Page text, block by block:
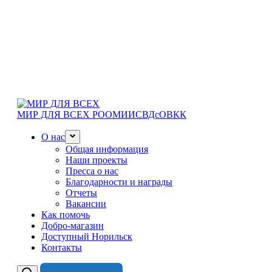
МИР ДЛЯ ВСЕХ РООМИИСВДсОВКК
О нас
Общая информация
Наши проекты
Пресса о нас
Благодарности и награды
Отчеты
Вакансии
Как помочь
Добро-магазин
Доступный Норильск
Контакты